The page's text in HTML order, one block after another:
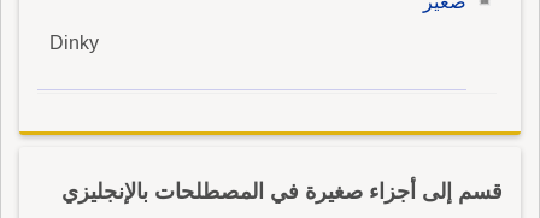
Dinky
قسم إلى أجزاء صغيرة في المصطلحات بالإنجليزي